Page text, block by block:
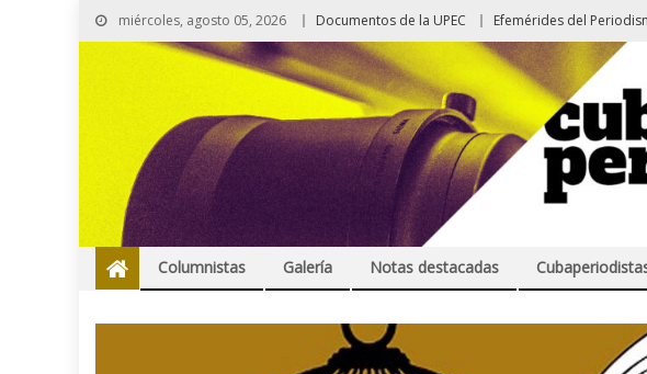
miércoles, agosto 05, 2026 Documentos de la UPEC Efemérides del
Columnistas Galería Notas destacadas